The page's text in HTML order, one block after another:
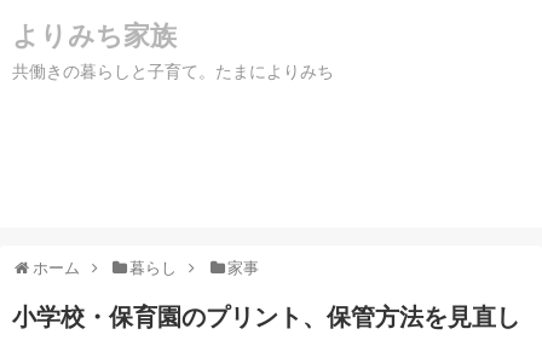
よりみち家族
共働きの暮らしと子育て。たまによりみち
ホーム 暮らし 家事
小学校・保育園のプリント、保管方法を見直し